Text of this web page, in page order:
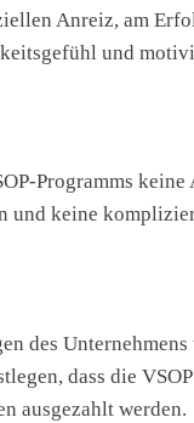
Anreiz, am
und
Programms keine
und keine
des
dass die
ausgezahlt werden.